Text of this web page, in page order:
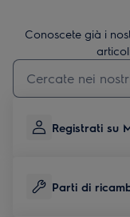
Conoscete già i
Inserisci il termine di
Registrati su
Parti di